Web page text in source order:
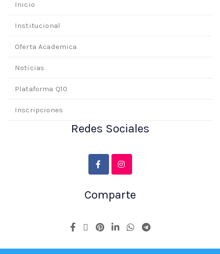
Inicio
Institucional
Oferta Academica
Noticias
Plataforma Q10
Inscripciones
Redes Sociales
Comparte